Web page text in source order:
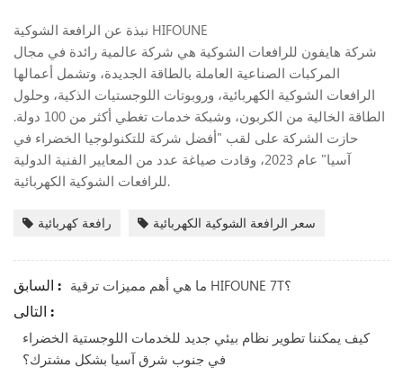
نبذة عن الرافعة الشوكية HIFOUNE
شركة هايفون للرافعات الشوكية هي شركة عالمية رائدة في مجال
المركبات الصناعية العاملة بالطاقة الجديدة، وتشمل أعمالها
الرافعات الشوكية الكهربائية، وروبوتات اللوجستيات الذكية، وحلول
الطاقة الخالية من الكربون، وشبكة خدمات تغطي أكثر من 100 دولة.
حازت الشركة على لقب "أفضل شركة للتكنولوجيا الخضراء في
آسيا" عام 2023، وقادت صياغة عدد من المعايير الفنية الدولية
للرافعات الشوكية الكهربائية.
رافعة كهربائية سعر الرافعة الشوكية الكهربائية
السابق : ما هي أهم مميزات ترقية HIFOUNE 7T؟
التالى :
كيف يمكننا تطوير نظام بيئي جديد للخدمات اللوجستية الخضراء
في جنوب شرق آسيا بشكل مشترك؟